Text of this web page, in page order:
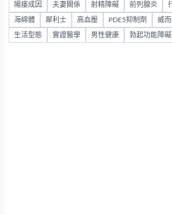
陽痿成因 夫妻關係 射精障礙 前列腺炎
海綿體 犀利士 高血壓 PDE5抑制劑 威而
生活型態 實證醫學 男性健康 勃起功能障礙